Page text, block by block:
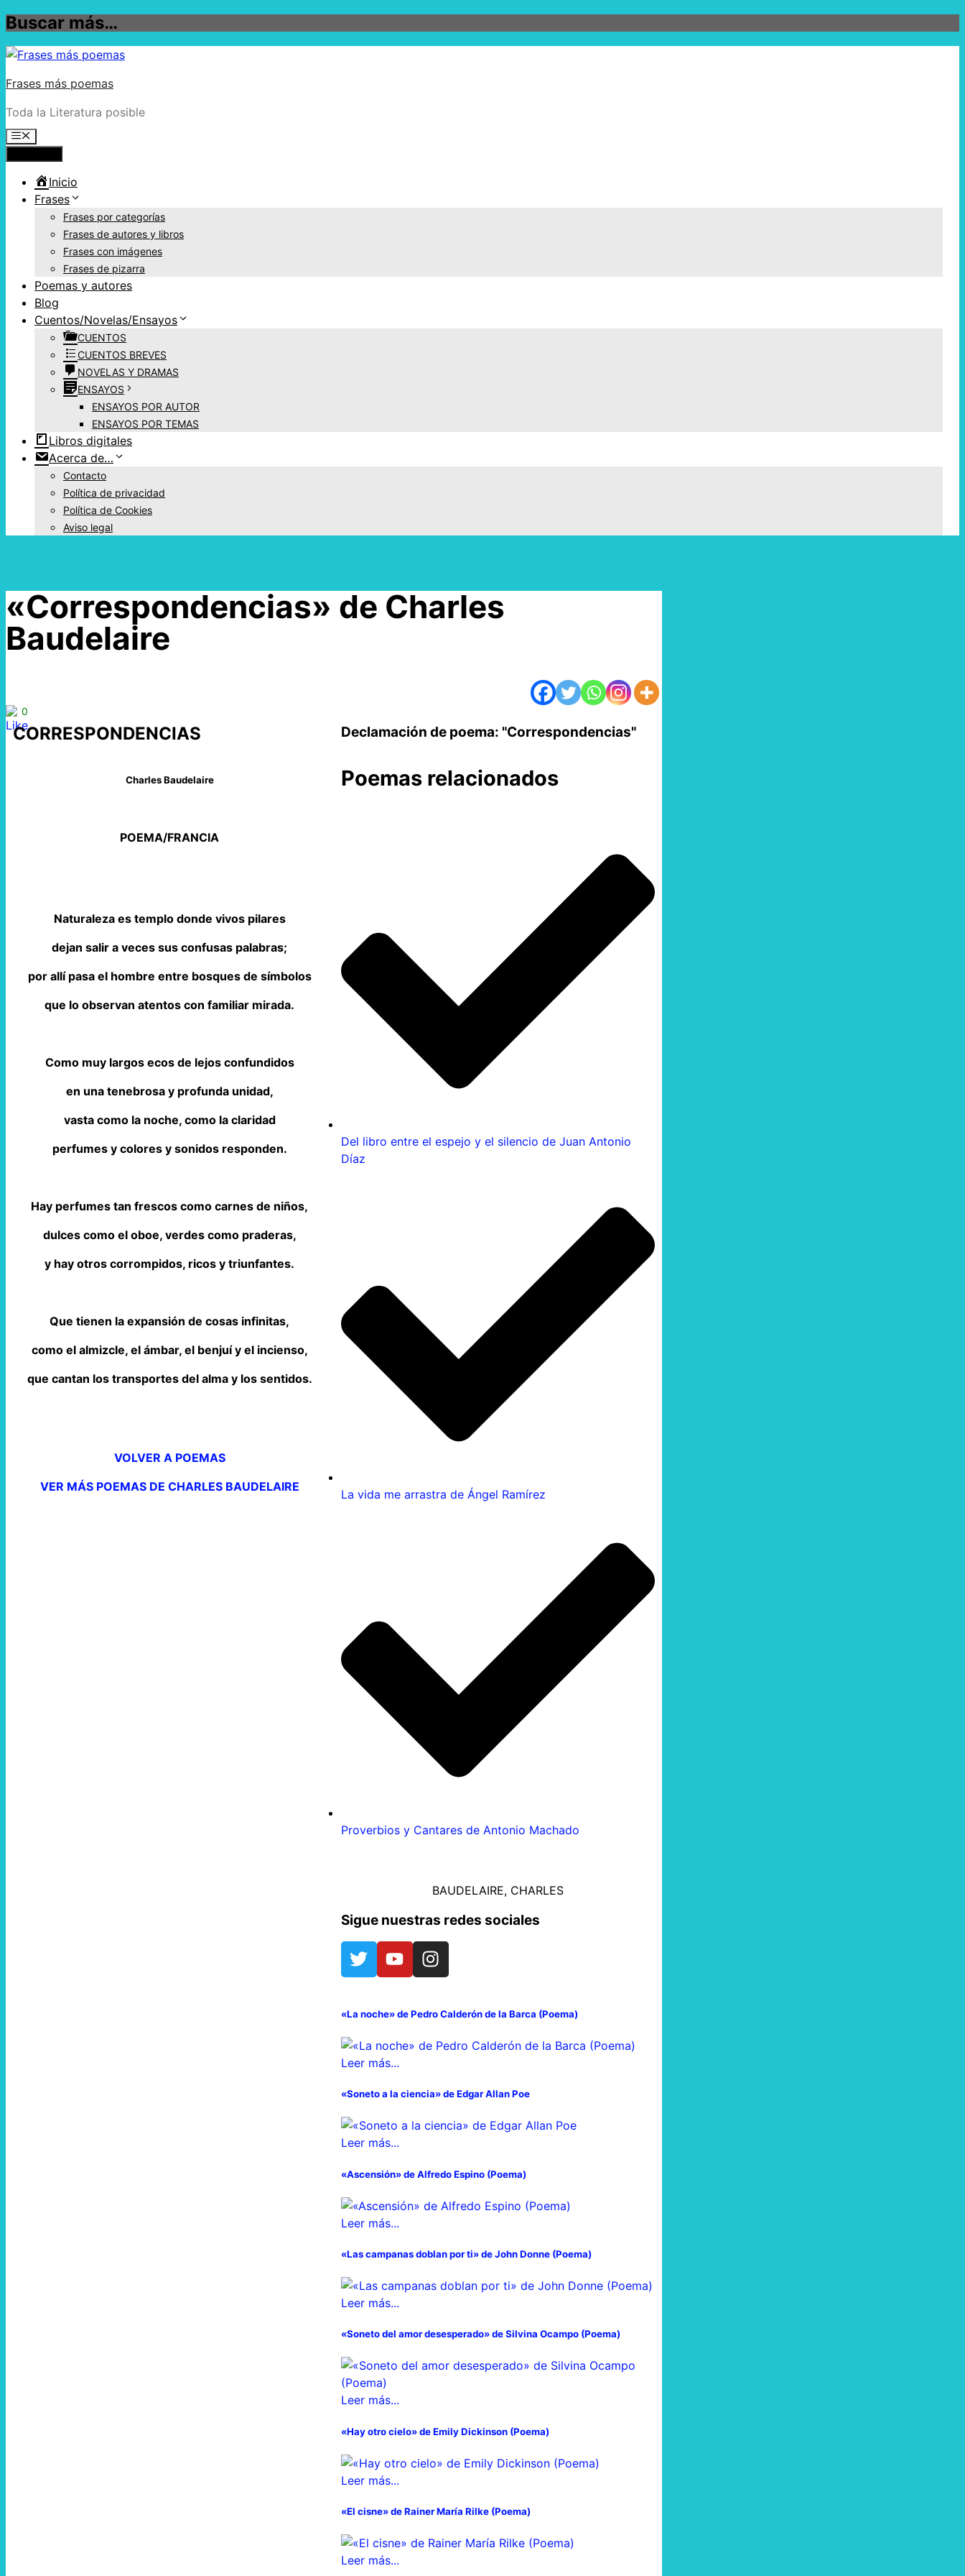
Buscar más…
Frases más poemas
Toda la Literatura posible
Inicio
Frases
Frases por categorías
Frases de autores y libros
Frases con imágenes
Frases de pizarra
Poemas y autores
Blog
Cuentos/Novelas/Ensayos
CUENTOS
CUENTOS BREVES
NOVELAS Y DRAMAS
ENSAYOS
ENSAYOS POR AUTOR
ENSAYOS POR TEMAS
Libros digitales
Acerca de…
Contacto
Política de privacidad
Política de Cookies
Aviso legal
«Correspondencias» de Charles
Baudelaire
0
CORRESPONDENCIAS
Charles Baudelaire
POEMA/FRANCIA
Naturaleza es templo donde vivos pilares
dejan salir a veces sus confusas palabras;
por allí pasa el hombre entre bosques de símbolos
que lo observan atentos con familiar mirada.
Como muy largos ecos de lejos confundidos
en una tenebrosa y profunda unidad,
vasta como la noche, como la claridad
perfumes y colores y sonidos responden.
Hay perfumes tan frescos como carnes de niños,
dulces como el oboe, verdes como praderas,
y hay otros corrompidos, ricos y triunfantes.
Que tienen la expansión de cosas infinitas,
como el almizcle, el ámbar, el benjuí y el incienso,
que cantan los transportes del alma y los sentidos.
VOLVER A POEMAS
VER MÁS POEMAS DE CHARLES BAUDELAIRE
Declamación de poema: "Correspondencias"
Poemas relacionados
Del libro entre el espejo y el silencio de Juan Antonio
Díaz
La vida me arrastra de Ángel Ramírez
Proverbios y Cantares de Antonio Machado
BAUDELAIRE, CHARLES
Sigue nuestras redes sociales
«La noche» de Pedro Calderón de la Barca (Poema)
Leer más...
«Soneto a la ciencia» de Edgar Allan Poe
Leer más...
«Ascensión» de Alfredo Espino (Poema)
Leer más...
«Las campanas doblan por ti» de John Donne (Poema)
Leer más...
«Soneto del amor desesperado» de Silvina Ocampo (Poema)
Leer más...
«Hay otro cielo» de Emily Dickinson (Poema)
Leer más...
«El cisne» de Rainer María Rilke (Poema)
Leer más...